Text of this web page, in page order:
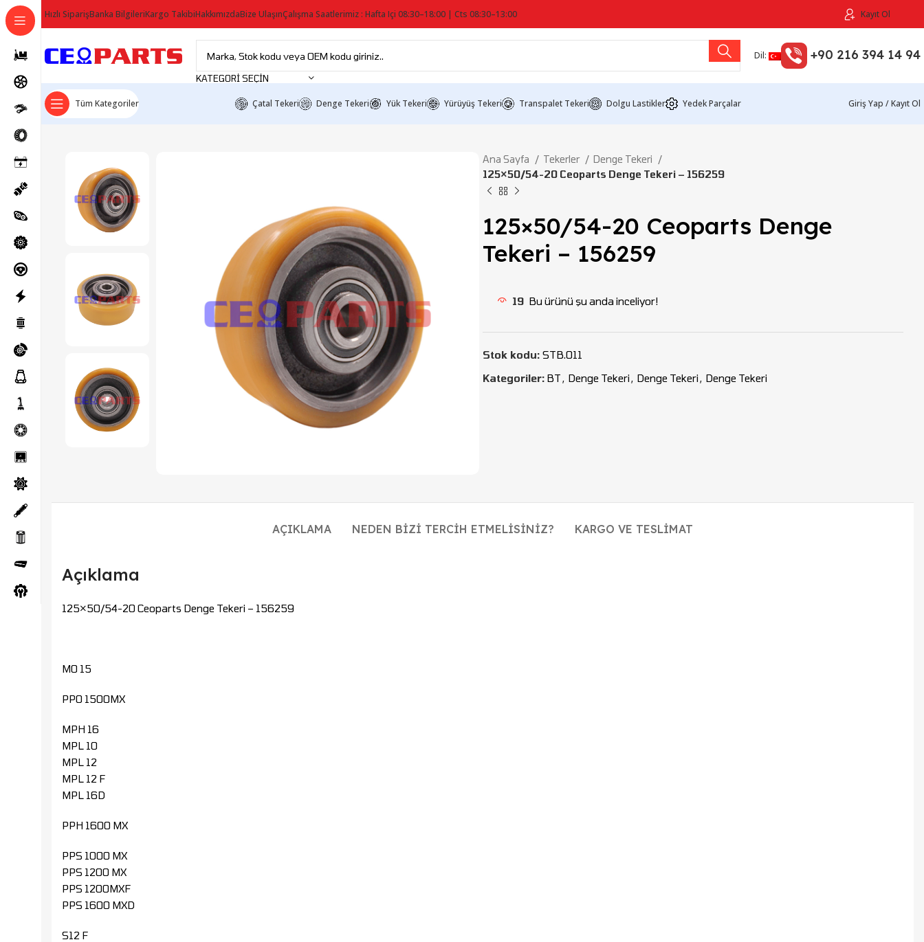
Hızlı SiparişBanka BilgileriKargo TakibiHakkımızdaBize UlaşınÇalışma Saatlerimiz : Hafta Içi 08:30–18:00 | Cts 08:30–13:00 Kayıt Ol
KATEGORI SEÇIN
Dil: +90 216 394 14 94
Tüm Kategoriler Çatal Tekeri Denge Tekeri Yük Tekeri Yürüyüş Tekeri Transpalet Tekeri Dolgu Lastikler Yedek Parçalar Giriş Yap / Kayıt Ol
Ana Sayfa Tekerler
Denge Tekeri
125×50/54-20 Ceoparts Denge Tekeri – 156259
125×50/54-20 Ceoparts Denge
Tekeri – 156259
19 Bu ürünü şu anda inceliyor!
Stok kodu: STB.011
Kategoriler: BT, Denge Tekeri, Denge Tekeri, Denge Tekeri
AÇIKLAMA NEDEN BIZI TERCIH ETMELISINIZ? KARGO VE TESLIMAT
Açıklama
125×50/54-20 Ceoparts Denge Tekeri – 156259
MO 15
PPO 1500MX
MPH 16
MPL 10
MPL 12
MPL 12 F
MPL 16D
PPH 1600 MX
PPS 1000 MX
PPS 1200 MX
PPS 1200MXF
PPS 1600 MXD
S12 F